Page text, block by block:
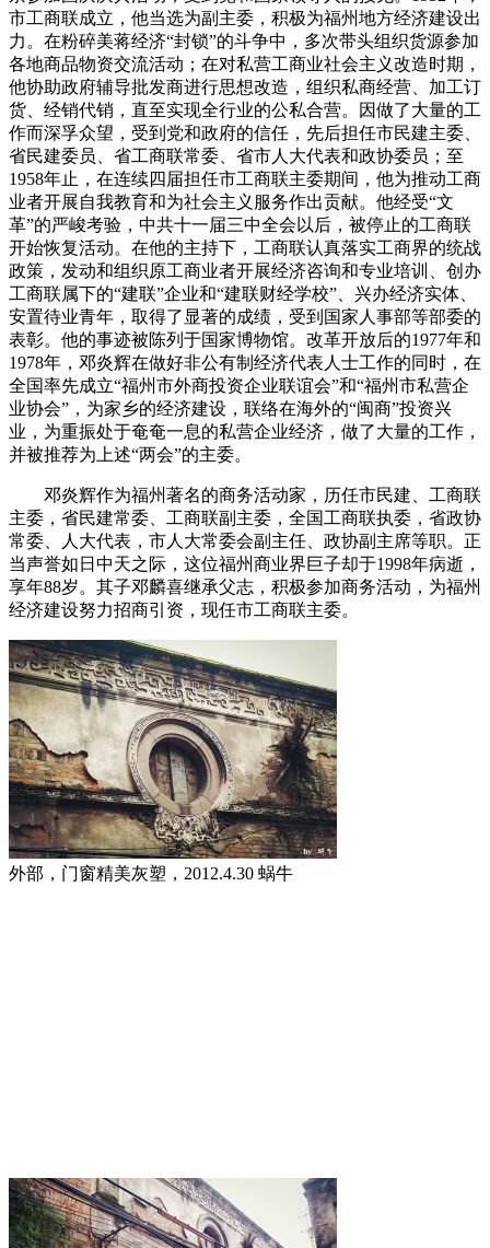
市工商联成立，他当选为副主委，积极为福州地方经济建设出
力。在粉碎美蒋经济“封锁”的斗争中，多次带头组织货源参加
各地商品物资交流活动；在对私营工商业社会主义改造时期，
他协助政府辅导批发商进行思想改造，组织私商经营、加工订
货、经销代销，直至实现全行业的公私合营。因做了大量的工
作而深孚众望，受到党和政府的信任，先后担任市民建主委、
省民建委员、省工商联常委、省市人大代表和政协委员；至
1958年止，在连续四届担任市工商联主委期间，他为推动工商
业者开展自我教育和为社会主义服务作出贡献。他经受“文
革”的严峻考验，中共十一届三中全会以后，被停止的工商联
开始恢复活动。在他的主持下，工商联认真落实工商界的统战
政策，发动和组织原工商业者开展经济咨询和专业培训、创办
工商联属下的“建联”企业和“建联财经学校”、兴办经济实体、
安置待业青年，取得了显著的成绩，受到国家人事部等部委的
表彰。他的事迹被陈列于国家博物馆。改革开放后的1977年和
1978年，邓炎辉在做好非公有制经济代表人士工作的同时，在
全国率先成立“福州市外商投资企业联谊会”和“福州市私营企
业协会”，为家乡的经济建设，联络在海外的“闽商”投资兴
业，为重振处于奄奄一息的私营企业经济，做了大量的工作，
并被推荐为上述“两会”的主委。
邓炎辉作为福州著名的商务活动家，历任市民建、工商联
主委，省民建常委、工商联副主委，全国工商联执委，省政协
常委、人大代表，市人大常委会副主任、政协副主席等职。正
当声誉如日中天之际，这位福州商业界巨子却于1998年病逝，
享年88岁。其子邓麟喜继承父志，积极参加商务活动，为福州
经济建设努力招商引资，现任市工商联主委。
外部，门窗精美灰塑，2012.4.30 蜗牛